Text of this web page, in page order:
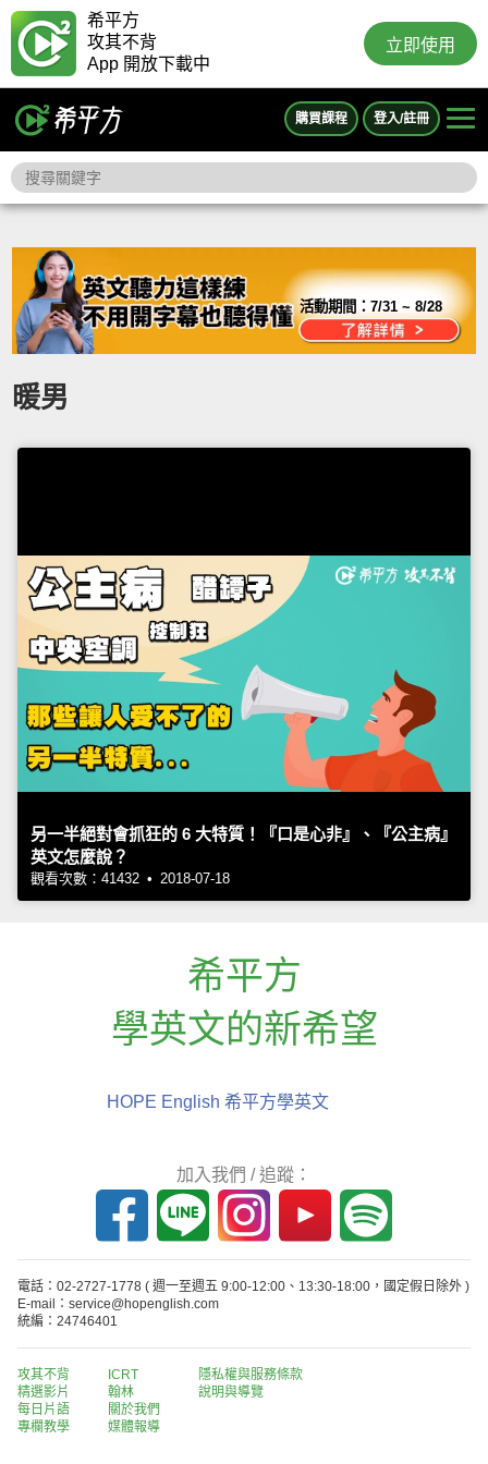
希平方
攻其不背
App 開放下載中
立即使用
購買課程 登入/註冊
活動期間：7/31 ~ 8/28
暖男
另一半絕對會抓狂的 6 大特質！『口是心非』、『公主病』
英文怎麼說？
觀看次數：41432 • 2018-07-18
希平方
學英文的新希望
HOPE English 希平方學英文
加入我們 / 追蹤：
電話：02-2727-1778 ( 週一至週五 9:00-12:00、13:30-18:00，國定假日除外 )
E-mail：service@hopenglish.com
統編：24746401
攻其不背
精選影片
每日片語
專欄教學
ICRT
翰林
關於我們
媒體報導
隱私權與服務條款
說明與導覽